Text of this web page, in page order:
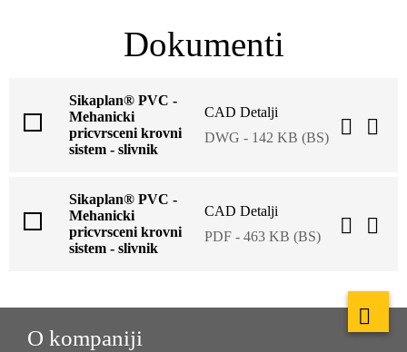
Dokumenti
Sikaplan® PVC -
Mehanicki
pricvrsceni krovni
sistem - slivnik
CAD Detalji
DWG - 142 KB (BS)
Sikaplan® PVC -
Mehanicki
pricvrsceni krovni
sistem - slivnik
CAD Detalji
PDF - 463 KB (BS)
O kompaniji